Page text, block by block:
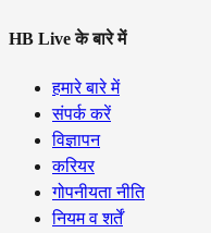
HB Live के बारे में
हमारे बारे में
संपर्क करें
विज्ञापन
करियर
गोपनीयता नीति
नियम व शर्तें